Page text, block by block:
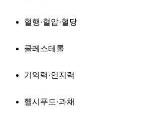
혈행·혈압·혈당
콜레스테롤
기억력·인지력
헬시푸드·과채